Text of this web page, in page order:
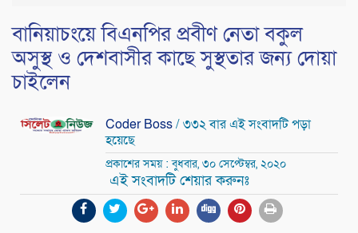
বা‌নিয়াচংয়ে বিএনপির প্রবীণ নেতা বকুল
অসুস্থ ও দেশবাসীর কাছে সুস্থতার জন্য দোয়া
চা‌ই‌লেন
Coder Boss/ ৩৩২ বার এই সংবাদটি পড়া
হয়েছে
প্রকাশের সময় : বুধবার, ৩০ সেপ্টেম্বর, ২০২০
এই সংবাদটি শেয়ার করুনঃ